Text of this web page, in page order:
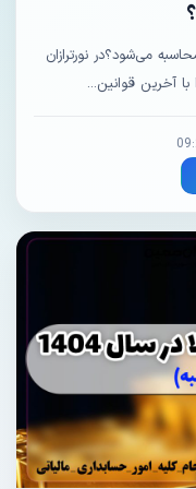
طلا در سال ۱۴۰۴ چگونه محاسبه می‌شود؟در نورترازان
آخرین قوانین...